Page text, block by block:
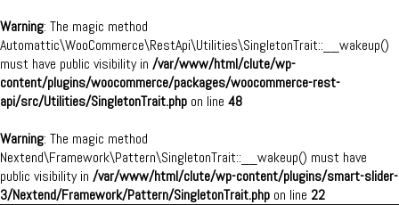
Warning: The magic method
Automattic\WooCommerce\RestApi\Utilities\SingletonTrait::__wakeup()
must have public visibility in /var/www/html/clute/wp-
content/plugins/woocommerce/packages/woocommerce-rest-
api/src/Utilities/SingletonTrait.php on line 48
Warning: The magic method
Nextend\Framework\Pattern\SingletonTrait::__wakeup() must have
public visibility in /var/www/html/clute/wp-content/plugins/smart-slider-
3/Nextend/Framework/Pattern/SingletonTrait.php on line 22